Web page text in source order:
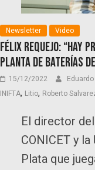
Newsletter Video
Félix Requejo:
planta de baterías
15/12/2022
INIFTA, Litio, Roberto
El director
CONICET y
Plata que